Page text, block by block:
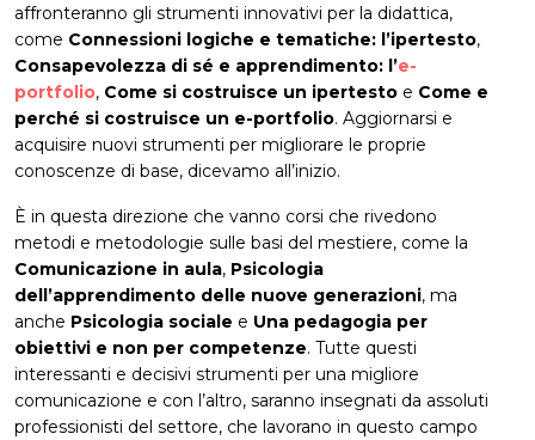
affronteranno gli strumenti innovativi per la didattica,
come Connessioni logiche e tematiche: l’ipertesto,
Consapevolezza di sé e apprendimento: l’e-
portfolio, Come si costruisce un ipertesto e Come e
perché si costruisce un e-portfolio. Aggiornarsi e
acquisire nuovi strumenti per migliorare le proprie
conoscenze di base, dicevamo all’inizio.
È in questa direzione che vanno corsi che rivedono
metodi e metodologie sulle basi del mestiere, come la
Comunicazione in aula, Psicologia
dell’apprendimento delle nuove generazioni, ma
anche Psicologia sociale e Una pedagogia per
obiettivi e non per competenze. Tutte questi
interessanti e decisivi strumenti per una migliore
comunicazione e con l’altro, saranno insegnati da assoluti
professionisti del settore, che lavorano in questo campo